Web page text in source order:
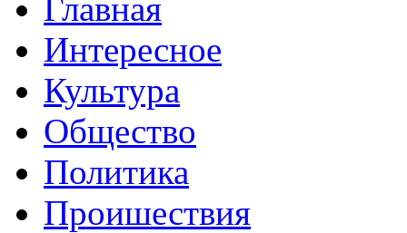
Главная
Интересное
Культура
Общество
Политика
Проишествия